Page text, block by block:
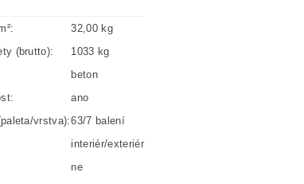
32,00 kg
(brutto):
1033 kg
beton
ano
vrstva):63/7 balení
interiér/exteriér
ne